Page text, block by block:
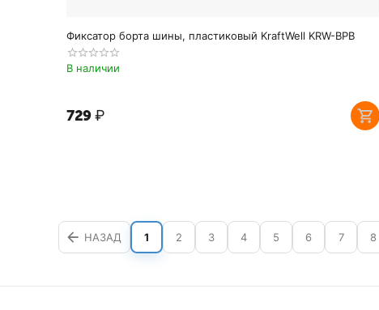
Фиксатор борта шины, пластиковый KraftWell KRW-BPB
В наличии
‍729‍₽
НАЗАД 1 2 3 4 5 6 7 8